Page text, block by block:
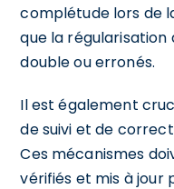
complétude lors de
que la
double ou erronés.
Il est également
de suivi et de
Ces mécanismes
vérifiés et mis à jour